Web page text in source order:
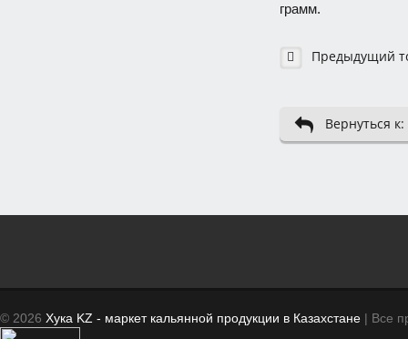
грамм.
Предыдущий
Вернуться
© 2026 Хука KZ - маркет кальянной продукции в Казахстане | Все